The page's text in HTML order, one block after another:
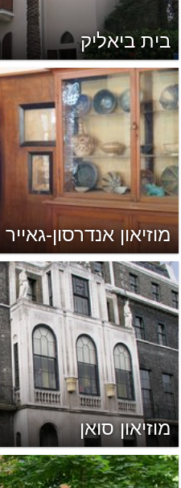
בית ביאליק
מוזיאון אנדרסון-גאייר
מוזיאון סואן